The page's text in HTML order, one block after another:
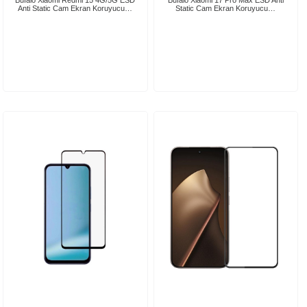
Anti Static Cam Ekran Koruyucu…
Static Cam Ekran Koruyucu…